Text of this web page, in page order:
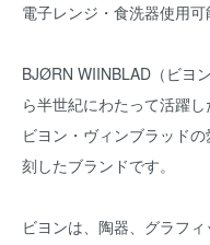
電子レンジ・食洗器使用可
BJØRN WIINBLAD（ビヨ
ら半世紀にわたって活躍
ビヨン・ヴィンブラッド
刻したブランドです。
ビヨンは、陶器、グラフ